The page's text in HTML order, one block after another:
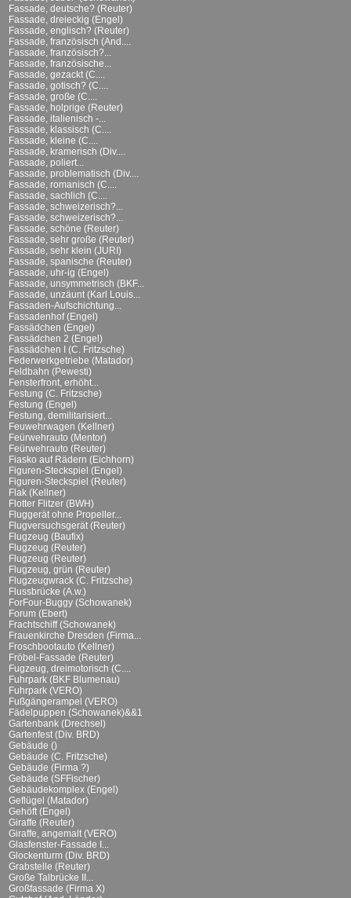
Fassade, deutsche? (Reuter)
Fassade, dreieckig (Engel)
Fassade, englisch? (Reuter)
Fassade, französisch (And....
Fassade, französisch?...
Fassade, französische...
Fassade, gezackt (C....
Fassade, gotisch? (C....
Fassade, große (C....
Fassade, holprige (Reuter)
Fassade, italienisch -...
Fassade, klassisch (C....
Fassade, kleine (C....
Fassade, kramerisch (Div....
Fassade, poliert...
Fassade, problematisch (Div....
Fassade, romanisch (C....
Fassade, sachlich (C....
Fassade, schweizerisch?...
Fassade, schweizerisch?...
Fassade, schöne (Reuter)
Fassade, sehr große (Reuter)
Fassade, sehr klein (JURI)
Fassade, spanische (Reuter)
Fassade, uhr-ig (Engel)
Fassade, unsymmetrisch (BKF...
Fassade, unzäunt (Karl Louis...
Fassaden-Aufschichtung...
Fassadenhof (Engel)
Fassädchen (Engel)
Fassädchen 2 (Engel)
Fassädchen I (C. Fritzsche)
Federwerkgetriebe (Matador)
Feldbahn (Pewesti)
Fensterfront, erhöht...
Festung (C. Fritzsche)
Festung (Engel)
Festung, demilitarisiert...
Feuwehrwagen (Kellner)
Feürwehrauto (Mentor)
Feürwehrauto (Reuter)
Fiasko auf Rädern (Eichhorn)
Figuren-Steckspiel (Engel)
Figuren-Steckspiel (Reuter)
Flak (Kellner)
Flotter Flitzer (BWH)
Fluggerät ohne Propeller...
Flugversuchsgerät (Reuter)
Flugzeug (Baufix)
Flugzeug (Reuter)
Flugzeug (Reuter)
Flugzeug, grün (Reuter)
Flugzeugwrack (C. Fritzsche)
Flussbrücke (A.w.)
ForFour-Buggy (Schowanek)
Forum (Ebert)
Frachtschiff (Schowanek)
Frauenkirche Dresden (Firma...
Froschbootauto (Kellner)
Fröbel-Fassade (Reuter)
Fugzeug, dreimotorisch (C....
Fuhrpark (BKF Blumenau)
Fuhrpark (VERO)
Fußgängerampel (VERO)
Fädelpuppen (Schowanek)&&1
Gartenbank (Drechsel)
Gartenfest (Div. BRD)
Gebäude ()
Gebäude (C. Fritzsche)
Gebäude (Firma ?)
Gebäude (SFFischer)
Gebäudekomplex (Engel)
Geflügel (Matador)
Gehöft (Engel)
Giraffe (Reuter)
Giraffe, angemalt (VERO)
Glasfenster-Fassade I...
Glockenturm (Div. BRD)
Grabstelle (Reuter)
Große Talbrücke II...
Großfassade (Firma X)